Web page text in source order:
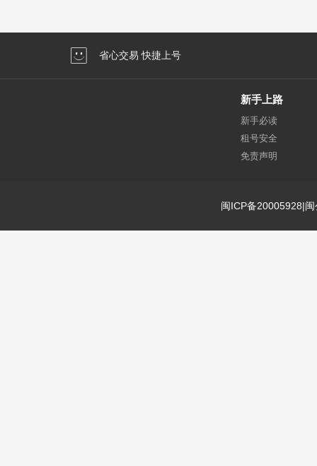
省心交易 快捷上号
新手上路
新手必读
租号安全
免责声明
闽ICP备20005928|